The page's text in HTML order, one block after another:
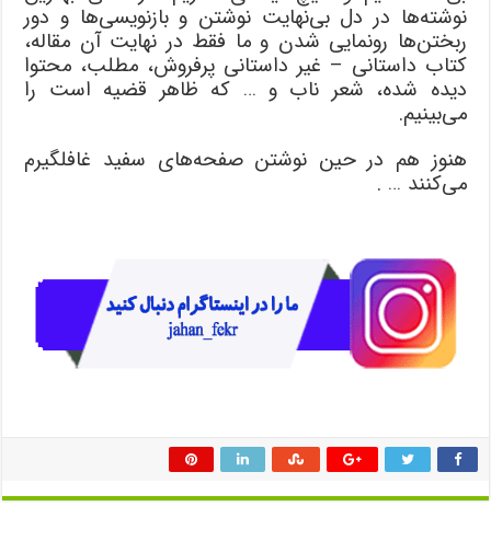
نوشته‌ها در دل بی‌نهایت نوشتن و بازنویسی‌ها و دور
ربختن‌ها رونمایی شدن و ما فقط در نهایت آن مقاله،
کتاب داستانی – غیر داستانی پرفروش، مطلب، محتوا
دیده شده، شعر ناب و … که ظاهر قضیه است را
می‌بینیم.
هنوز هم در حین نوشتن صفحه‌های سفید غافلگیرم
می‌کنند … .